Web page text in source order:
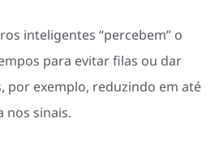
inteligentes “percebem” o
para evitar filas ou dar
por exemplo, reduzindo em até
nos sinais.